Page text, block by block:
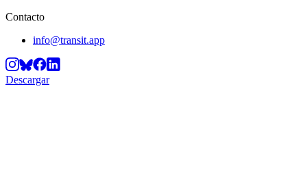
Contacto
info@transit.app
Descargar